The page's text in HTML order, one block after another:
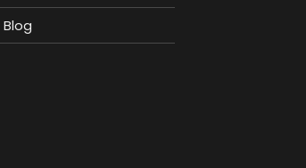
Blog